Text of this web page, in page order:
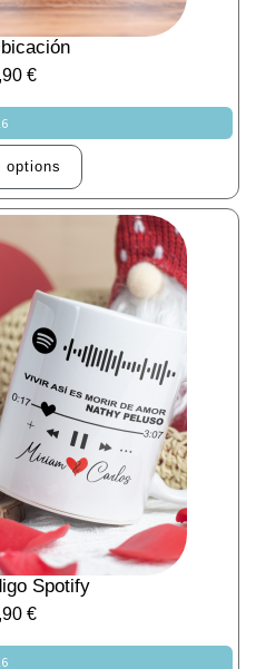
€
options
Spotify
€